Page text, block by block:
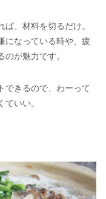
、材料を切るだけ。
になっている時や、疲
が魅力です。
できるので、わーって
いい。